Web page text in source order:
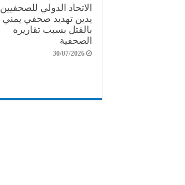
الاتحاد الدولي للصحفيين
يدين تهديد صحفي يمني
بالقتل بسبب تقاريره
الصحفية
30/07/2026